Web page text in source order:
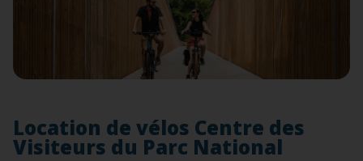
Location de vélos Centre des
Visiteurs du Parc National